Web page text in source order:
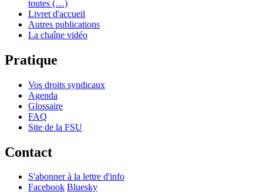
toutes (…)
Livret d'accueil
Autres publications
La chaîne vidéo
Pratique
Vos droits syndicaux
Agenda
Glossaire
FAQ
Site de la FSU
Contact
S'abonner à la lettre d'info
Facebook Bluesky